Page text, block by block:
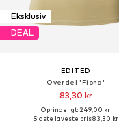
Eksklusiv
DEAL
EDITED
Overdel 'Fiona'
83,30 kr
Oprindeligt: 249,00 kr
Sidste laveste pris:83,30 kr